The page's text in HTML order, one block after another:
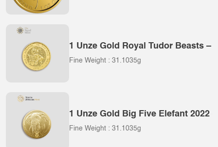
1 Unze Gold Royal Tudor Beasts –
Fine Weight : 31.1035g
1 Unze Gold Big Five Elefant 2022
Fine Weight : 31.1035g